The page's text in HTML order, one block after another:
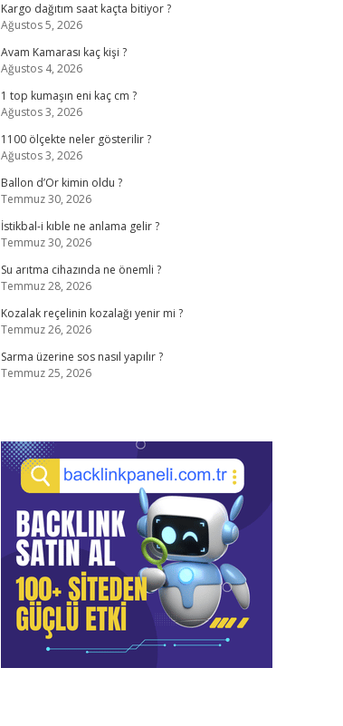
Kargo dağıtım saat kaçta bitiyor ?
Ağustos 5, 2026
Avam Kamarası kaç kişi ?
Ağustos 4, 2026
1 top kumaşın eni kaç cm ?
Ağustos 3, 2026
1100 ölçekte neler gösterilir ?
Ağustos 3, 2026
Ballon d’Or kimin oldu ?
Temmuz 30, 2026
İstikbal-i kıble ne anlama gelir ?
Temmuz 30, 2026
Su arıtma cihazında ne önemli ?
Temmuz 28, 2026
Kozalak reçelinin kozalağı yenir mi ?
Temmuz 26, 2026
Sarma üzerine sos nasıl yapılır ?
Temmuz 25, 2026